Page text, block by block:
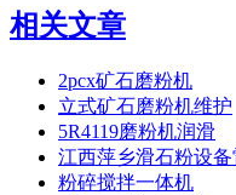
相关文章
2pcx矿石磨粉机
立式矿石磨粉机维护
5R4119磨粉机润滑
江西萍乡滑石粉设备
粉碎搅拌一体机